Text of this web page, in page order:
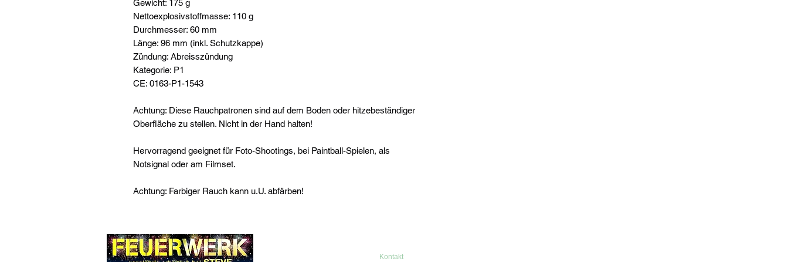
Gewicht: 175 g
Nettoexplosivstoffmasse: 110 g
Durchmesser: 60 mm
Länge: 96 mm (inkl. Schutzkappe)
Zündung: Abreisszündung
Kategorie: P1
CE: 0163-P1-1543
Achtung: Diese Rauchpatronen sind auf dem Boden oder hitzebeständiger
Oberfläche zu stellen. Nicht in der Hand halten!
Hervorragend geeignet für Foto-Shootings, bei Paintball-Spielen, als
Notsignal oder am Filmset.
Achtung: Farbiger Rauch kann u.U. abfärben!
Kontakt